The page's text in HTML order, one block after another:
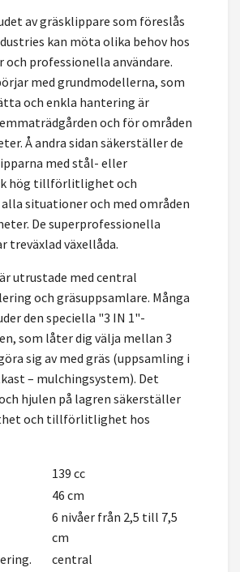
av gräsklippare som föreslås
kan möta olika behov hos
och professionella användare.
med grundmodellerna, som
och enkla hantering är
och för områden
Å andra sidan säkerställer de
med stål- eller
hög tillförlitlighet och
situationer och med områden
De superprofessionella
treväxlad växellåda.
utrustade med central
och gräsuppsamlare. Många
den speciella "3 IN 1"-
som låter dig välja mellan 3
sig av med gräs (uppsamling i
– mulchingsystem). Det
hjulen på lagren säkerställer
och tillförlitlighet hos
139 cc
46 cm
6 nivåer från 2,5 till 7,5
cm
central